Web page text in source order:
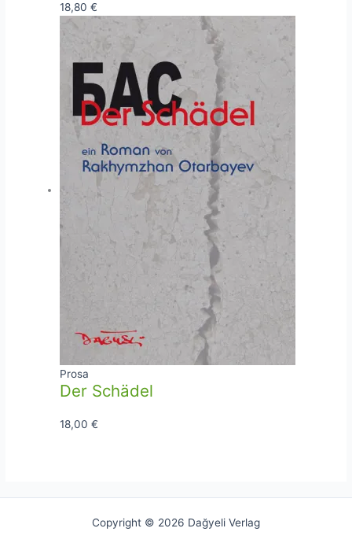
18,80 €
Prosa
Der Schädel
18,00 €
Copyright © 2026 Dağyeli Verlag